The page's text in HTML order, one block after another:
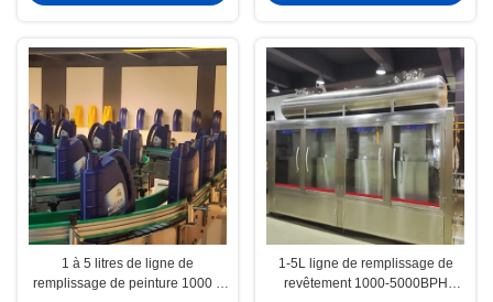
1 à 5 litres de ligne de
remplissage de peinture 1000 à
1-5L ligne de remplissage de
revêtement 1000-5000BPH